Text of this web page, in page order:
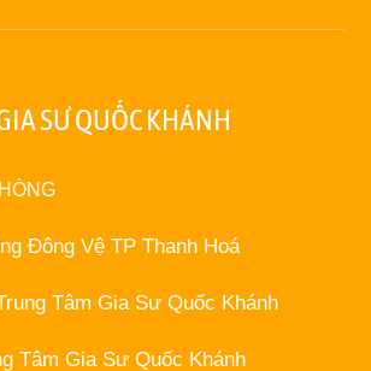
SƯ QUỐC KHÁNH
Đông Vệ TP Thanh Hoá
Tâm Gia Sư Quốc Khánh
Tâm Gia Sư Quốc Khánh